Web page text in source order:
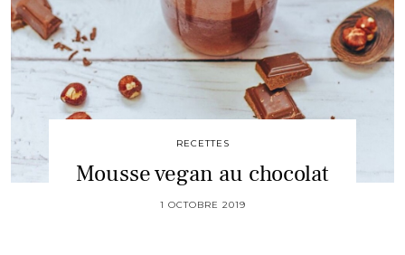
RECETTES
Mousse vegan au chocolat
1 OCTOBRE 2019